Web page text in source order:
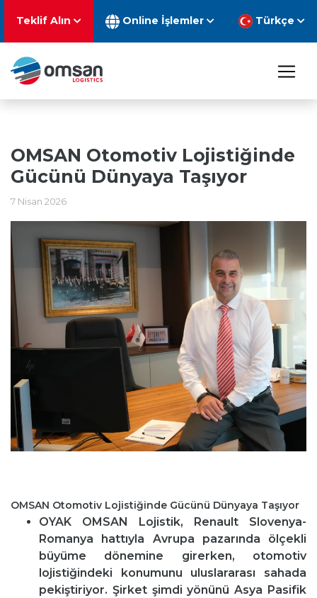
Teklif Alın Online İşlemler Türkçe
OMSAN Otomotiv Lojistiğinde
Gücünü Dünyaya Taşıyor
7 Nisan 2026
OMSAN Otomotiv Lojistiğinde Gücünü Dünyaya Taşıyor
OYAK OMSAN Lojistik, Renault Slovenya-
Romanya hattıyla Avrupa pazarında ölçekli
büyüme dönemine girerken, otomotiv
lojistiğindeki konumunu uluslararası sahada
pekiştiriyor. Şirket şimdi yönünü Asya Pasifik